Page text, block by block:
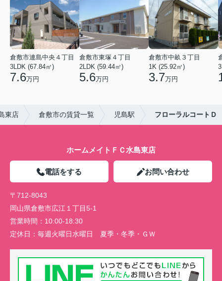
倉敷市連島中央４丁目
3LDK (67.84㎡)
7.6万円
倉敷市東塚４丁目
2LDK (59.44㎡)
5.6万円
倉敷市中畝３丁目
1K (25.92㎡)
3.7万円
東店 倉敷市の賃貸一覧 児島駅 フローラルコートＤ
ホームメイトＦＣ水島東店
電話をする お問い合わせ
〒712-8043
岡山県倉敷市広江１丁目5-1
営業時間： 10:00-18:30
定休日： 毎週火曜日水曜日 夏季・冬季・ＧＷ